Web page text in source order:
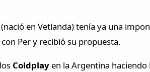
en Vetlanda) tenía ya una
Per y recibió su propuesta.
Coldplay en la Argentina haciendo